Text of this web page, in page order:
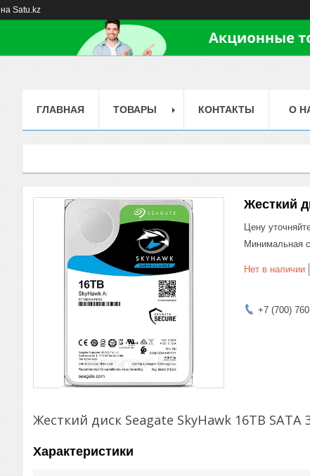
на Satu.kz
ГЛАВНАЯ ТОВАРЫ КОНТАКТЫ О
Жесткий
Цену
Минимальная
Нет в наличии
+7 (700)
Жесткий диск Seagate SkyHawk 16TB SATA
Характеристики